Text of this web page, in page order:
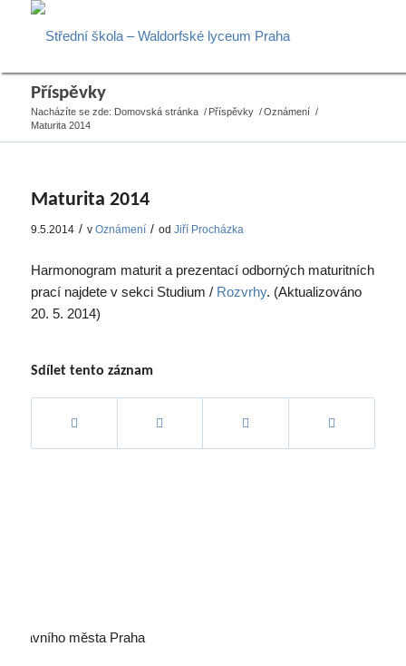
Příspěvky
Nacházíte se zde: Domovská stránka / Příspěvky / Oznámení /
Maturita 2014
Maturita 2014
9.5.2014 / v Oznámení / od Jiří Procházka
Harmonogram maturit a prezentací odborných maturitních
prací najdete v sekci Studium / Rozvrhy. (Aktualizováno
20. 5. 2014)
Sdílet tento záznam